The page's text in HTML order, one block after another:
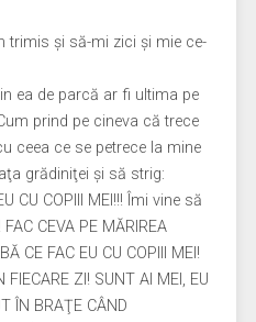
trimis şi să-mi zici şi mie ce-
ea de parcă ar fi ultima pe
prind pe cineva că trece
ceea ce se petrece la mine
grădiniţei şi să strig:
CU COPIII MEI!!! Îmi vine să
CEVA PE MĂRIREA
CE FAC EU CU COPIII MEI!
FIECARE ZI! SUNT AI MEI, EU
ÎN BRAŢE CÂND